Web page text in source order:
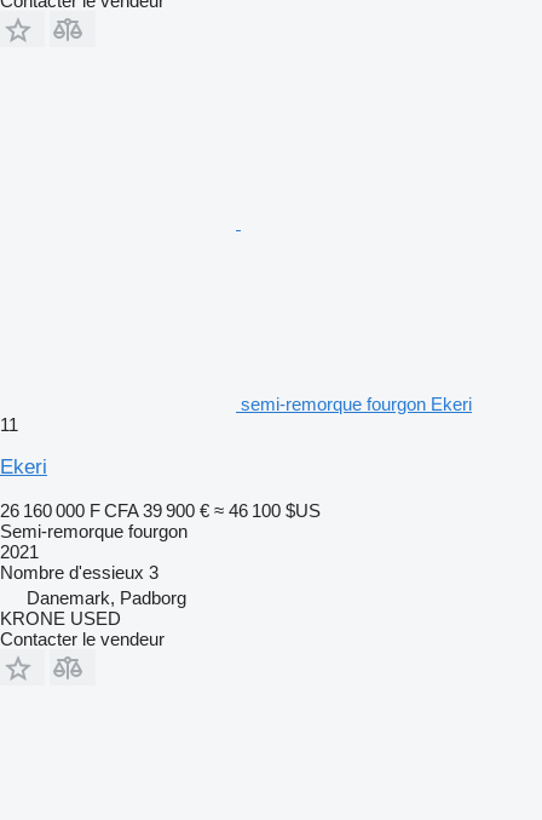
semi-remorque fourgon Ekeri
11
Ekeri
26 160 000 F CFA 39 900 € ≈ 46 100 $US
Semi-remorque fourgon
2021
Nombre d'essieux 3
Danemark, Padborg
KRONE USED
Contacter le vendeur